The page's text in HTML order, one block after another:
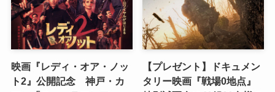
映画『レディ・オア・ノッ
ト2』公開記念 神戸・カ
【プレゼント】ドキュメン
タリー映画『戦場0地点』